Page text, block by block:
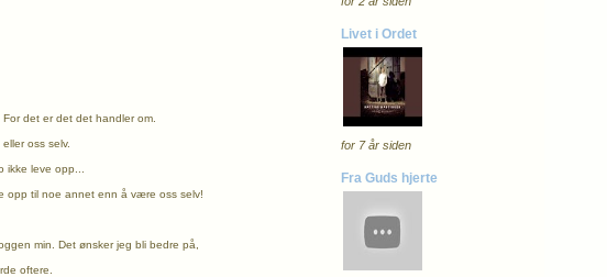
det er det det handler om.
oss selv.
ikke leve opp...
opp til noe annet enn å være oss selv!
min. Det ønsker jeg bli bedre på,
oftere.
Livet i Ordet
for 7 år siden
Fra Guds hjerte